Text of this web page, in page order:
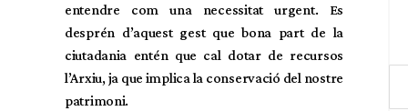
entendre com una necessitat urgent. Es
desprén d’aquest gest que bona part de la
ciutadania entén que cal dotar de recursos
l’Arxiu, ja que implica la conservació del nostre
patrimoni.